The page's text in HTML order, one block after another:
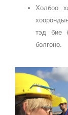
Холбоо
тэд бие
болгоно.